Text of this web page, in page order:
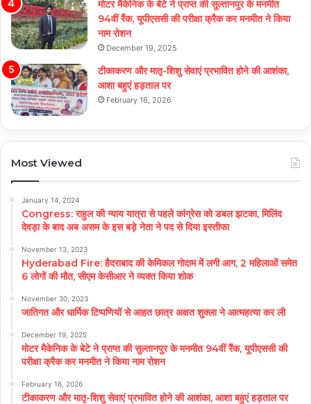
मोटर मैकेनिक के बेटे ने प्राप्त की सुल्तानपुर के मनमीत
94वीं रैंक, यूपीएससी की परीक्षा क्रैक कर मनमीत ने किया
नाम रोशन
December 19, 2025
टीकाकरण और मातृ-शिशु सेवाएं प्रभावित होने की आशंका,
आशा बहुएं हड़ताल पर
February 16, 2026
Most Viewed
January 14, 2024
Congress: राहुल की न्याय यात्रा से पहले कांग्रेस को डबल झटका, मिलिंद
देवड़ा के बाद अब असम के इस बड़े नेता ने पद से दिया इस्तीफा
November 13, 2023
Hyderabad Fire: हैदराबाद की केमिकल गोदाम में लगी आग, 2 महिलाओं समेत
6 लोगों की मौत, सीएम केसीआर ने व्यक्त किया शोक
November 30, 2023
जातिगत और धार्मिक टिप्पणियों से आहत छात्र अक्षत शुक्ला ने आत्महत्या कर ली
December 19, 2025
मोटर मैकेनिक के बेटे ने प्राप्त की सुल्तानपुर के मनमीत 94वीं रैंक, यूपीएससी की
परीक्षा क्रैक कर मनमीत ने किया नाम रोशन
February 16, 2026
टीकाकरण और मातृ-शिशु सेवाएं प्रभावित होने की आशंका, आशा बहुएं हड़ताल पर